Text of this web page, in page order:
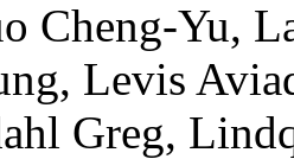
Cheng-Yu,
, Levis
Greg,